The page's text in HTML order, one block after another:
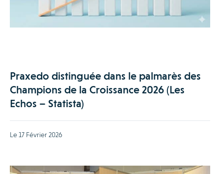
Praxedo distinguée dans le palmarès des
Champions de la Croissance 2026 (Les
Echos – Statista)
Le 17 Février 2026